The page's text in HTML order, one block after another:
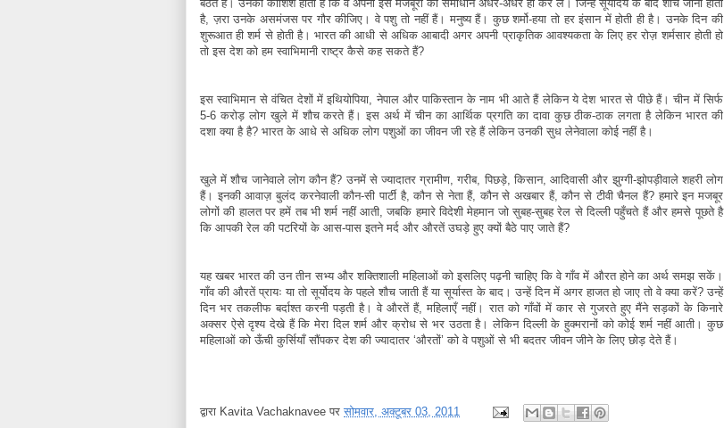
बैठते हैं। उनकी कोशिश होती है कि वे अपनी इस मजबूरी का समाधान अंधेरे-अंधेरे ही कर लें। जिन्हें सूर्योदय के बाद शौच जाना होता
है, ज़रा उनके असमंजस पर गौर कीजिए। वे पशु तो नहीं हैं। मनुष्य हैं। कुछ शर्मो-हया तो हर इंसान में होती ही है। उनके दिन की
शुरूआत ही शर्म से होती है। भारत की आधी से अधिक आबादी अगर अपनी प्राकृतिक आवश्यकता के लिए हर रोज़ शर्मसार होती हो
तो इस देश को हम स्वाभिमानी राष्ट्र कैसे कह सकते हैं?
इस स्वाभिमान से वंचित देशों में इथियोपिया, नेपाल और पाकिस्तान के नाम भी आते हैं लेकिन ये देश भारत से पीछे हैं। चीन में सिर्फ
5-6 करोड़ लोग खुले में शौच करते हैं। इस अर्थ में चीन का आर्थिक प्रगति का दावा कुछ ठीक-ठाक लगता है लेकिन भारत की
दशा क्या है है? भारत के आधे से अधिक लोग पशुओं का जीवन जी रहे हैं लेकिन उनकी सुध लेनेवाला कोई नहीं है।
खुले में शौच जानेवाले लोग कौन हैं? उनमें से ज्यादातर ग्रामीण, गरीब, पिछड़े, किसान, आदिवासी और झुग्गी-झोपड़ीवाले शहरी लोग
हैं। इनकी आवाज़ बुलंद करनेवाली कौन-सी पार्टी है, कौन से नेता हैं, कौन से अखबार हैं, कौन से टीवी चैनल हैं? हमारे इन मजबूर
लोगों की हालत पर हमें तब भी शर्म नहीं आती, जबकि हमारे विदेशी मेहमान जो सुबह-सुबह रेल से दिल्ली पहुँचते हैं और हमसे पूछते है
कि आपकी रेल की पटरियों के आस-पास इतने मर्द और औरतें उघड़े हुए क्यों बैठे पाए जाते हैं?
यह खबर भारत की उन तीन सभ्य और शक्तिशाली महिलाओं को इसलिए पढ़नी चाहिए कि वे गाँव में औरत होने का अर्थ समझ सकें।
गाँव की औरतें प्रायः या तो सूर्योदय के पहले शौच जाती हैं या सूर्यास्त के बाद। उन्हें दिन में अगर हाजत हो जाए तो वे क्या करें? उन्हें
दिन भर तकलीफ बर्दाश्त करनी पड़ती है। वे औरतें हैं, महिलाएँ नहीं। रात को गाँवों में कार से गुजरते हुए मैंने सड़कों के किनारे
अक्सर ऐसे दृश्य देखे हैं कि मेरा दिल शर्म और क्रोध से भर उठता है। लेकिन दिल्ली के हुक्मरानों को कोई शर्म नहीं आती। कुछ
महिलाओं को ऊँची कुर्सियाँ सौंपकर देश की ज्यादातर ‘औरतों’ को वे पशुओं से भी बदतर जीवन जीने के लिए छोड़ देते हैं।
द्वारा Kavita Vachaknavee परसोमवार, अक्टूबर 03, 2011